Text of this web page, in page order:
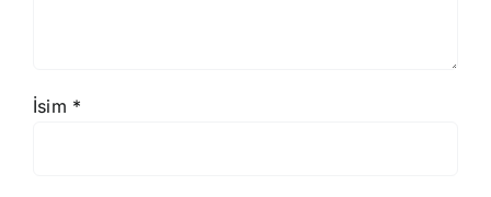
İsim *